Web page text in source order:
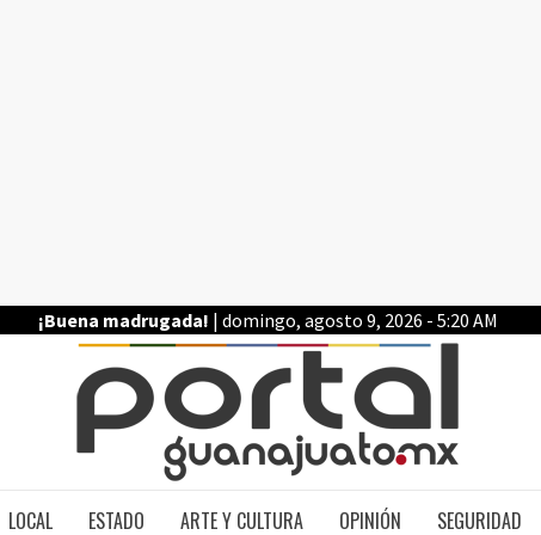
¡Buena madrugada! | domingo, agosto 9, 2026 - 5:20 AM
LOCAL ESTADO ARTE Y CULTURA OPINIÓN SEGURIDAD